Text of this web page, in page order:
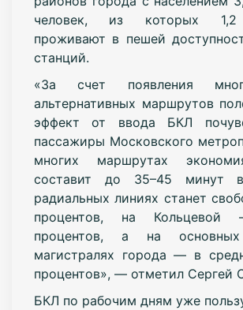
человек, из которых 1,2
проживают в пешей
станций.
«За счет появления
альтернативных маршрутов
эффект от ввода БКЛ
пассажиры Московского
многих маршрутах
составит до 35–45 минут
радиальных линиях станет
процентов, на
процентов, а на
магистралях города — в
процентов», — отметил Сергей
БКЛ по рабочим дням уже